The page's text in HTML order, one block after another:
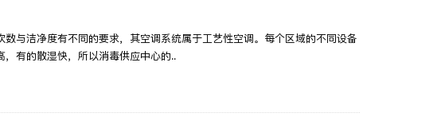
与洁净度有不同的要求，其空调系统属于工艺性空调。每个区域的不同设备
有的散湿快，所以消毒供应中心的..